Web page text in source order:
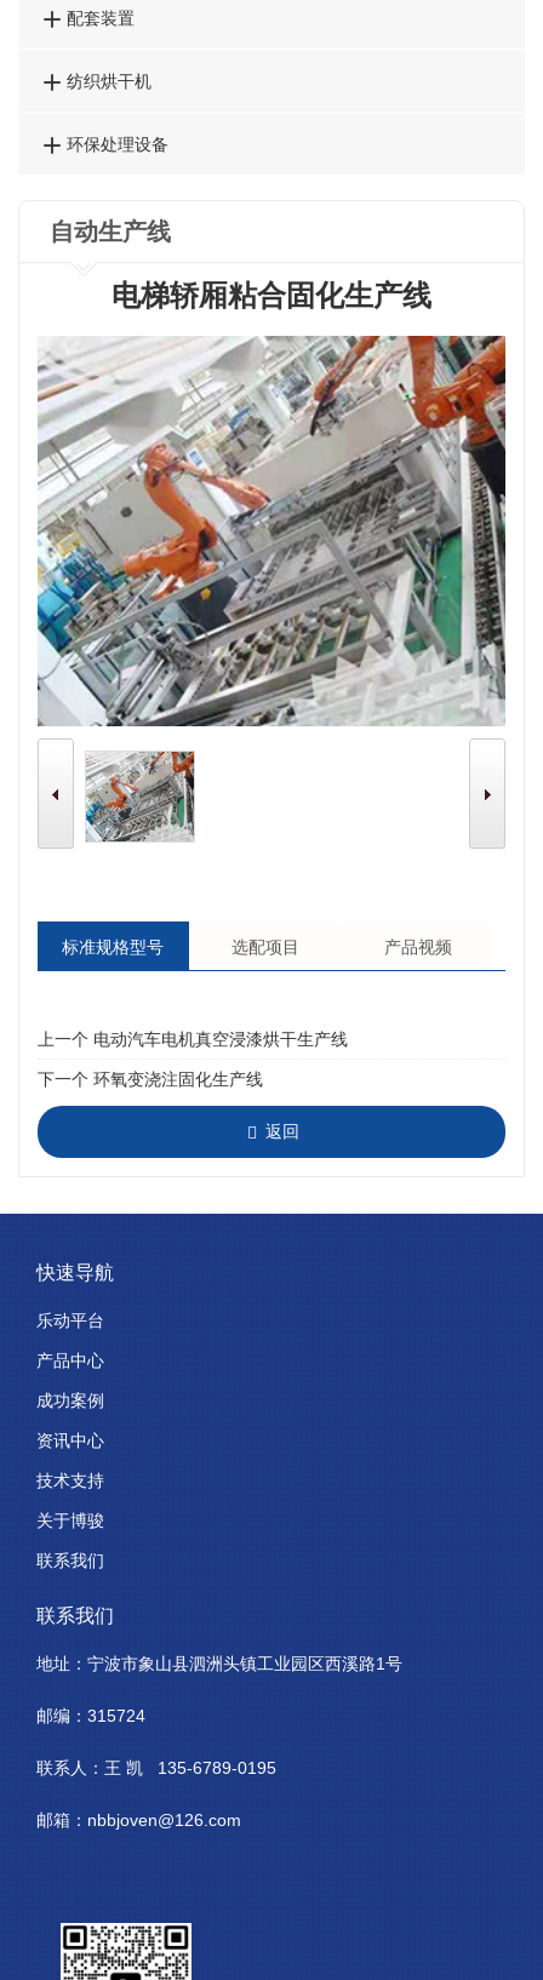
 配套装置
 纺织烘干机
 环保处理设备
自动生产线
电梯轿厢粘合固化生产线
标准规格型号 选配项目 产品视频
上一个 电动汽车电机真空浸漆烘干生产线
下一个 环氧变浇注固化生产线
返回
快速导航
乐动平台
产品中心
成功案例
资讯中心
技术支持
关于博骏
联系我们
联系我们
地址：宁波市象山县泗洲头镇工业园区西溪路1号
邮编：315724
联系人：王 凯 135-6789-0195
邮箱：nbbjoven@126.com